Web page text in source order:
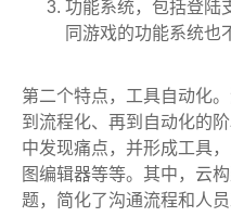
功能系统，包括登陆
同游戏的功能系统也
第二个特点，工具自动化
到流程化、再到自动化的
中发现痛点，并形成工具
图编辑器等等。其中，云
题，简化了沟通流程和人员